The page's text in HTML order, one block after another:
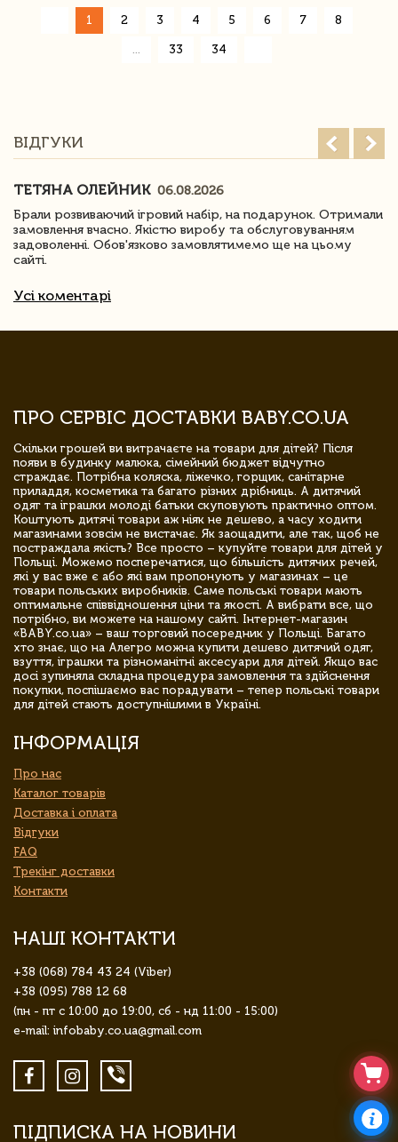
1 2 3 4 5 6 7 8
33 34
ВІДГУКИ
ТЕТЯНА ОЛЕЙНИК 06.08.2026
Брали розвиваючий ігровий набір, на подарунок. Отримали
замовлення вчасно. Якістю виробу та обслуговуванням
задоволенні. Обов'язково замовлятимемо ще на цьому
сайті.
Усі коментарі
ПРО СЕРВІС ДОСТАВКИ BABY.CO.UA
Скільки грошей ви витрачаєте на товари для дітей? Після
появи в будинку малюка, сімейний бюджет відчутно
страждає. Потрібна коляска, ліжечко, горщик, санітарне
приладдя, косметика та багато різних дрібниць. А дитячий
одяг та іграшки молоді батьки скуповують практично оптом.
Коштують дитячі товари аж ніяк не дешево, а часу ходити
магазинами зовсім не вистачає. Як заощадити, але так, щоб не
постраждала якість? Все просто – купуйте товари для дітей у
Польщі. Можемо посперечатися, що більшість дитячих речей,
які у вас вже є або які вам пропонують у магазинах – це
товари польських виробників. Саме польські товари мають
оптимальне співвідношення ціни та якості. А вибрати все, що
потрібно, ви можете на нашому сайті. Інтернет-магазин
«BABY.co.ua» – ваш торговий посередник у Польщі. Багато
хто знає, що на Алегро можна купити дешево дитячий одяг,
взуття, іграшки та різноманітні аксесуари для дітей. Якщо вас
досі зупиняла складна процедура замовлення та здійснення
покупки, поспішаємо вас порадувати – тепер польські товари
для дітей стають доступнішими в Україні.
ІНФОРМАЦІЯ
Про нас
Каталог товарів
Доставка і оплата
Відгуки
FAQ
Трекінг доставки
Контакти
НАШІ КОНТАКТИ
+38 (068) 784 43 24 (Viber)
+38 (095) 788 12 68
(пн - пт с 10:00 до 19:00, сб - нд 11:00 - 15:00)
e-mail: infobaby.co.ua@gmail.com
ПІДПИСКА НА НОВИНИ